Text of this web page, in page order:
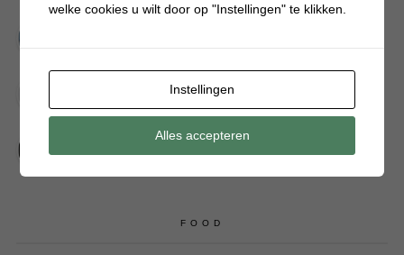
Kerstengel maken van een houten wasknijper
Sneeuwpopkrans maken om bij de voordeur te hangen
FOOD
welke cookies u wilt door op "Instellingen" te klikken.
Instellingen
Alles accepteren